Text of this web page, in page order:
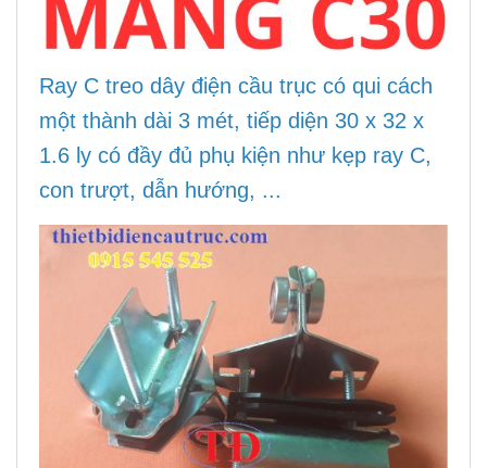
Ray C treo dây điện cầu trục có qui cách
một thành dài 3 mét, tiếp diện 30 x 32 x
1.6 ly có đầy đủ phụ kiện như kẹp ray C,
con trượt, dẫn hướng, ...